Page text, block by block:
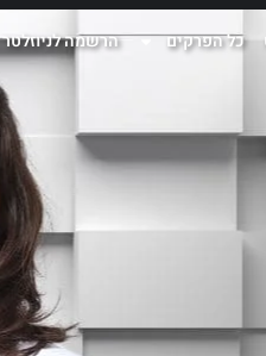
כל הפרקים הרשמה לניוזלטר